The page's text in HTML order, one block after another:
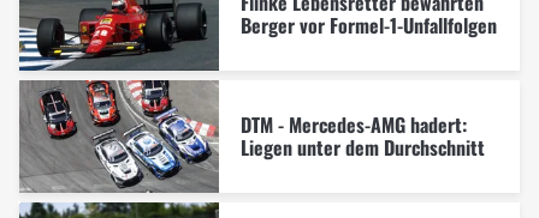
Berger vor Formel-1-Unfallfolgen
DTM - Mercedes-AMG hadert:
Liegen unter dem Durchschnitt